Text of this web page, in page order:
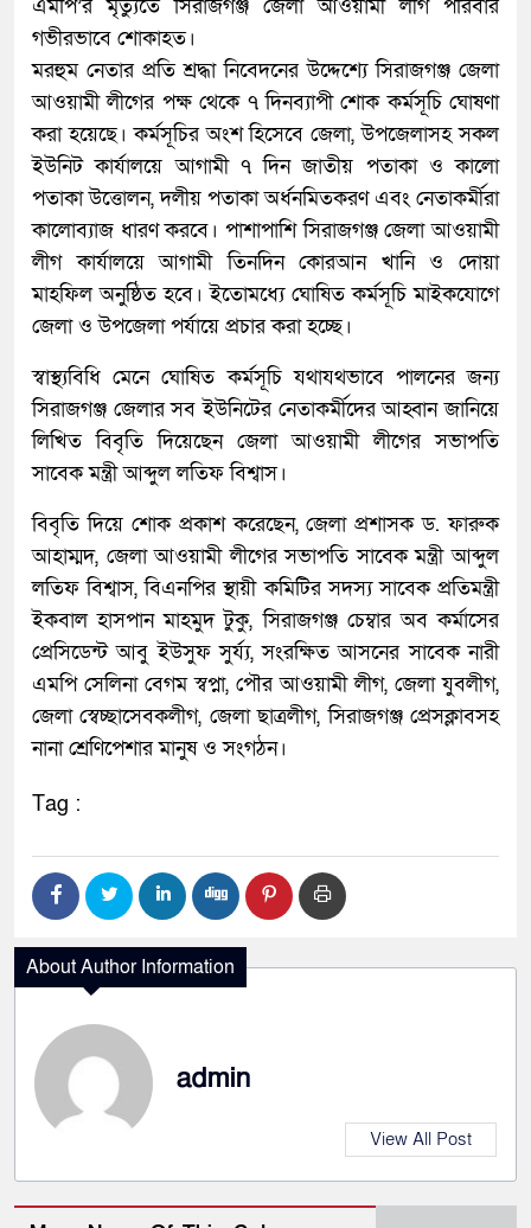
এমপি’র মৃত্যুতে সিরাজগঞ্জ জেলা আওয়ামী লীগ পরিবার
গভীরভাবে শোকাহত।
মরহুম নেতার প্রতি শ্রদ্ধা নিবেদনের উদ্দেশ্যে সিরাজগঞ্জ জেলা
আওয়ামী লীগের পক্ষ থেকে ৭ দিনব্যাপী শোক কর্মসূচি ঘোষণা
করা হয়েছে। কর্মসূচির অংশ হিসেবে জেলা, উপজেলাসহ সকল
ইউনিট কার্যালয়ে আগামী ৭ দিন জাতীয় পতাকা ও কালো
পতাকা উত্তোলন, দলীয় পতাকা অর্ধনমিতকরণ এবং নেতাকর্মীরা
কালোব্যাজ ধারণ করবে। পাশাপাশি সিরাজগঞ্জ জেলা আওয়ামী
লীগ কার্যালয়ে আগামী তিনদিন কোরআন খানি ও দোয়া
মাহফিল অনুষ্ঠিত হবে। ইতোমধ্যে ঘোষিত কর্মসূচি মাইকযোগে
জেলা ও উপজেলা পর্যায়ে প্রচার করা হচ্ছে।
স্বাস্থ্যবিধি মেনে ঘোষিত কর্মসূচি যথাযথভাবে পালনের জন্য
সিরাজগঞ্জ জেলার সব ইউনিটের নেতাকর্মীদের আহ্বান জানিয়ে
লিখিত বিবৃতি দিয়েছেন জেলা আওয়ামী লীগের সভাপতি
সাবেক মন্ত্রী আব্দুল লতিফ বিশ্বাস।
বিবৃতি দিয়ে শোক প্রকাশ করেছেন, জেলা প্রশাসক ড. ফারুক
আহাম্মদ, জেলা আওয়ামী লীগের সভাপতি সাবেক মন্ত্রী আব্দুল
লতিফ বিশ্বাস, বিএনপির স্থায়ী কমিটির সদস্য সাবেক প্রতিমন্ত্রী
ইকবাল হাসপান মাহমুদ টুকু, সিরাজগঞ্জ চেম্বার অব কর্মাসের
প্রেসিডেন্ট আবু ইউসুফ সুর্য্য, সংরক্ষিত আসনের সাবেক নারী
এমপি সেলিনা বেগম স্বপ্না, পৌর আওয়ামী লীগ, জেলা যুবলীগ,
জেলা স্বেচ্ছাসেবকলীগ, জেলা ছাত্রলীগ, সিরাজগঞ্জ প্রেসক্লাবসহ
নানা শ্রেণিপেশার মানুষ ও সংগঠন।
Tag :
About Author Information
admin
View All Post